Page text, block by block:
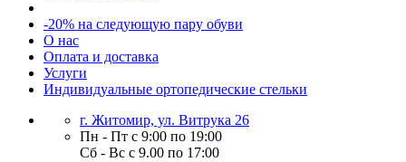
-20% на следующую пару обуви
О нас
Оплата и доставка
Услуги
Индивидуальные ортопедические стельки
г. Житомир, ул. Витрука 26
Пн - Пт с 9:00 по 19:00
Сб - Вс с 9.00 по 17:00